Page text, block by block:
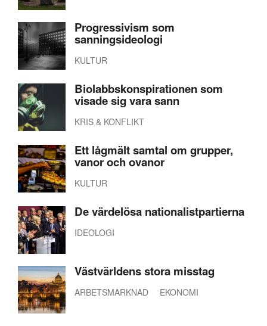
Progressivism som
sanningsideologi
KULTUR
Biolabbskonspirationen som
visade sig vara sann
KRIS & KONFLIKT
Ett lågmält samtal om grupper,
vanor och ovanor
KULTUR
De värdelösa nationalistpartierna
IDEOLOGI
Västvärldens stora misstag
ARBETSMARKNAD EKONOMI